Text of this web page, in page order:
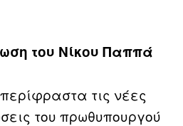
του Νίκου Παππά
τις νέες
του πρωθυπουργού